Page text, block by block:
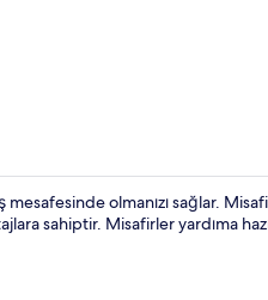
olmanızı sağlar.
sahiptir. Misafirler yardıma